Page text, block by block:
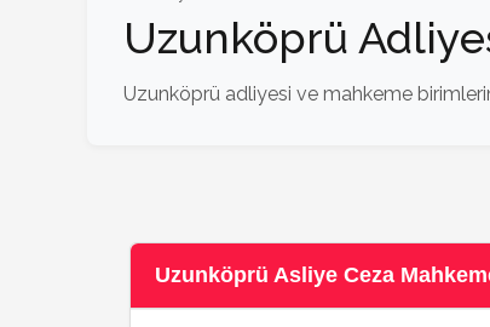
Uzunköprü
Uzunköprü adliyesi ve mahkeme
Uzunköprü Asliye Ceza